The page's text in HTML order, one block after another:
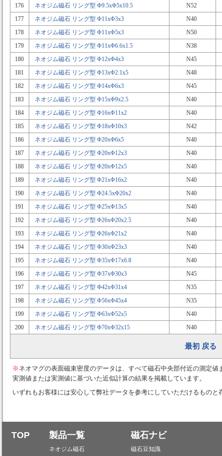
176 ネオジム磁石 リング型 Φ9.5xΦ5x10.5
N52
177
ネオジム磁石 リング型 Φ11xΦ3x3
N40
178
ネオジム磁石 リング型 Φ11xΦ5x3
N50
179
ネオジム磁石 リング型 Φ11xΦ6.6x1.5
N38
180
ネオジム磁石 リング型 Φ12xΦ4x3
N45
181
ネオジム磁石 リング型 Φ13xΦ2.1x5
N48
182
ネオジム磁石 リング型 Φ14xΦ6x3
N45
183
ネオジム磁石 リング型 Φ15xΦ9x2.5
N40
184
ネオジム磁石 リング型 Φ16xΦ11x2
N40
185
ネオジム磁石 リング型 Φ18xΦ10x3
N42
186
ネオジム磁石 リング型 Φ20xΦ6x5
N40
187
ネオジム磁石 リング型 Φ20xΦ12x3
N40
188
ネオジム磁石 リング型 Φ20xΦ12x5
N40
189
ネオジム磁石 リング型 Φ21xΦ16x2
N40
190
ネオジム磁石 リング型 Φ24.5xΦ20x2
N40
191
ネオジム磁石 リング型 Φ25xΦ13x5
N40
192
ネオジム磁石 リング型 Φ26xΦ20x2.5
N40
193
ネオジム磁石 リング型 Φ26xΦ21x2
N40
194
ネオジム磁石 リング型 Φ30xΦ23x3
N40
195
ネオジム磁石 リング型 Φ35xΦ17x6.8
N40
196
ネオジム磁石 リング型 Φ37xΦ30x3
N45
197
ネオジム磁石 リング型 Φ42xΦ31x4
N35
198
ネオジム磁石 リング型 Φ56xΦ45x4
N35
199
ネオジム磁石 リング型 Φ63xΦ52x5
N40
200
ネオジム磁石 リング型 Φ70xΦ32x15 N40
最初 戻る
※ ネオマグの表面磁束密度のデータは、すべて磁石中央部付近の測定
実測値または実測値に基づいた近似計算の結果を掲載しています。
いずれもお客様には安心して弊社データを参考にしていただけるものと
TOP 製品一覧
ネオジム磁石
磁石ナビ
磁石豆知識